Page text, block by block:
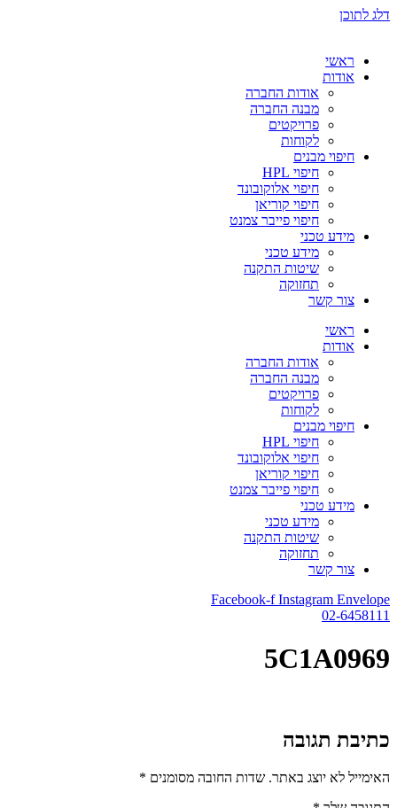
דלג לתוכן
ראשי
אודות
אודות החברה
מבנה החברה
פרויקטים
לקוחות
חיפוי מבנים
חיפוי HPL
חיפוי אלוקובונד
חיפוי קוריאן
חיפוי פייבר צמנט
מידע טכני
מידע טכני
שיטות התקנה
תחזוקה
צור קשר
ראשי
אודות
אודות החברה
מבנה החברה
פרויקטים
לקוחות
חיפוי מבנים
חיפוי HPL
חיפוי אלוקובונד
חיפוי קוריאן
חיפוי פייבר צמנט
מידע טכני
מידע טכני
שיטות התקנה
תחזוקה
צור קשר
Facebook-f Instagram Envelope
02-6458111
5C1A0969
כתיבת תגובה
האימייל לא יוצג באתר. שדות החובה מסומנים *